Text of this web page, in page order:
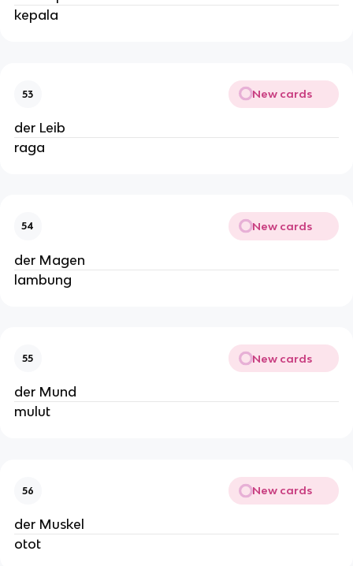
kepala
53 New cards
der Leib
raga
54 New cards
der Magen
lambung
55 New cards
der Mund
mulut
56 New cards
der Muskel
otot